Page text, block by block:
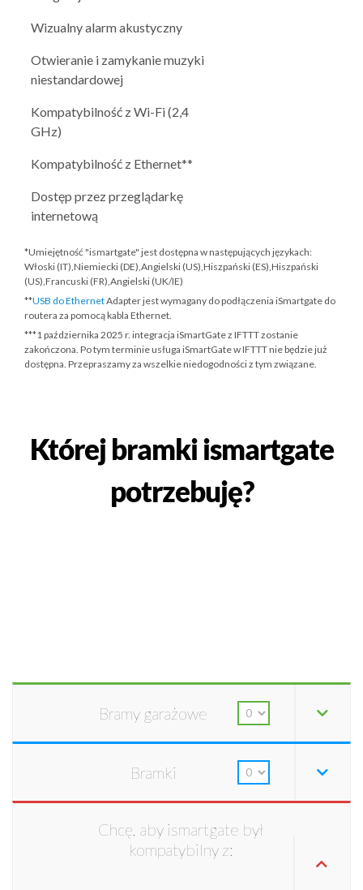
Wizualny alarm akustyczny
Otwieranie i zamykanie muzyki
niestandardowej
Kompatybilność z Wi-Fi (2,4
GHz)
Kompatybilność z Ethernet**
Dostęp przez przeglądarkę
internetową
*Umiejętność "ismartgate" jest dostępna w następujących językach:
Włoski (IT),Niemiecki (DE),Angielski (US),Hiszpański (ES),Hiszpański
(US),Francuski (FR),Angielski (UK/IE)
**USB do EthernetAdapter jest wymagany do podłączenia iSmartgate do
routera za pomocą kabla Ethernet.
***1 października 2025 r. integracja iSmartGate z IFTTT zostanie
zakończona. Po tym terminie usługa iSmartGate w IFTTT nie będzie już
dostępna. Przepraszamy za wszelkie niedogodności z tym związane.
Której bramki ismartgate
potrzebuję?
Bramy garażowe
Bramki
Chcę, aby ismartgate był
kompatybilny z: